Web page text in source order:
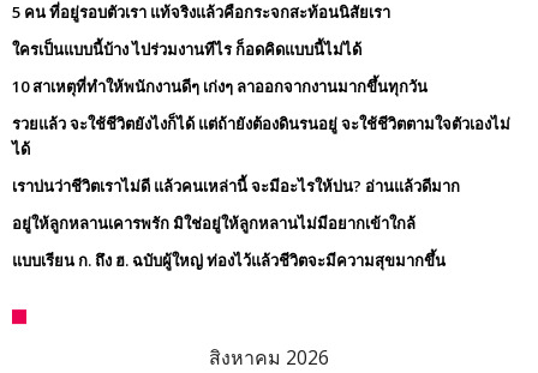
5 คน ที่อยู่รอบตัวเรา แท้จริงแล้วคือกระจกสะท้อนนิสัยเรา
ใครเป็นแบบนี้บ้าง ไปร่วมงานทีไร ก็อดคิดแบบนี้ไม่ได้
10 สาเหตุที่ทำให้พนักงานดีๆ เก่งๆ ลาออกจากงานมากขึ้นทุกวัน
รวยแล้ว จะใช้ชีวิตยังไงก็ได้ แต่ถ้ายังต้องดินรนอยู่ จะใช้ชีวิตตามใจตัวเองไม่
ได้
เราบ่นว่าชีวิตเราไม่ดี แล้วคนเหล่านี้ จะมีอะไรให้บ่น? อ่านแล้วดีมาก
อยู่ให้ลูกหลานเคารพรัก มิใช่อยู่ให้ลูกหลานไม่มีอยากเข้าใกล้
แบบเรียน ก. ถึง ฮ. ฉบับผู้ใหญ่ ท่องไว้แล้วชีวิตจะมีความสุขมากขึ้น
สิงหาคม 2026